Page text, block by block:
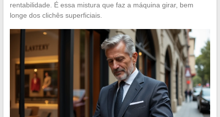
rentabilidade. É essa mistura que faz a máquina girar, bem
longe dos clichês superficiais.